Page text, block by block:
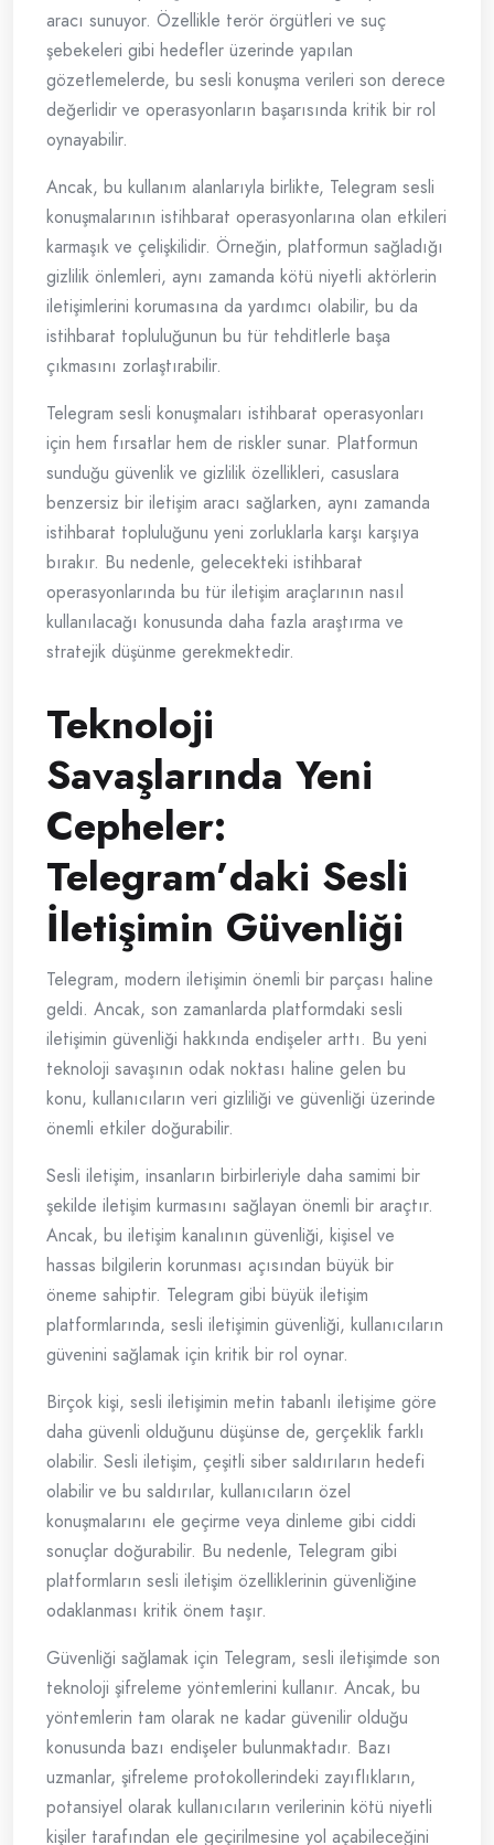
aracı sunuyor. Özellikle terör örgütleri ve suç
şebekeleri gibi hedefler üzerinde yapılan
gözetlemelerde, bu sesli konuşma verileri son derece
değerlidir ve operasyonların başarısında kritik bir rol
oynayabilir.
Ancak, bu kullanım alanlarıyla birlikte, Telegram sesli
konuşmalarının istihbarat operasyonlarına olan etkileri
karmaşık ve çelişkilidir. Örneğin, platformun sağladığı
gizlilik önlemleri, aynı zamanda kötü niyetli aktörlerin
iletişimlerini korumasına da yardımcı olabilir, bu da
istihbarat topluluğunun bu tür tehditlerle başa
çıkmasını zorlaştırabilir.
Telegram sesli konuşmaları istihbarat operasyonları
için hem fırsatlar hem de riskler sunar. Platformun
sunduğu güvenlik ve gizlilik özellikleri, casuslara
benzersiz bir iletişim aracı sağlarken, aynı zamanda
istihbarat topluluğunu yeni zorluklarla karşı karşıya
bırakır. Bu nedenle, gelecekteki istihbarat
operasyonlarında bu tür iletişim araçlarının nasıl
kullanılacağı konusunda daha fazla araştırma ve
stratejik düşünme gerekmektedir.
Teknoloji
Savaşlarında Yeni
Cepheler:
Telegram’daki Sesli
İletişimin Güvenliği
Telegram, modern iletişimin önemli bir parçası haline
geldi. Ancak, son zamanlarda platformdaki sesli
iletişimin güvenliği hakkında endişeler arttı. Bu yeni
teknoloji savaşının odak noktası haline gelen bu
konu, kullanıcıların veri gizliliği ve güvenliği üzerinde
önemli etkiler doğurabilir.
Sesli iletişim, insanların birbirleriyle daha samimi bir
şekilde iletişim kurmasını sağlayan önemli bir araçtır.
Ancak, bu iletişim kanalının güvenliği, kişisel ve
hassas bilgilerin korunması açısından büyük bir
öneme sahiptir. Telegram gibi büyük iletişim
platformlarında, sesli iletişimin güvenliği, kullanıcıların
güvenini sağlamak için kritik bir rol oynar.
Birçok kişi, sesli iletişimin metin tabanlı iletişime göre
daha güvenli olduğunu düşünse de, gerçeklik farklı
olabilir. Sesli iletişim, çeşitli siber saldırıların hedefi
olabilir ve bu saldırılar, kullanıcıların özel
konuşmalarını ele geçirme veya dinleme gibi ciddi
sonuçlar doğurabilir. Bu nedenle, Telegram gibi
platformların sesli iletişim özelliklerinin güvenliğine
odaklanması kritik önem taşır.
Güvenliği sağlamak için Telegram, sesli iletişimde son
teknoloji şifreleme yöntemlerini kullanır. Ancak, bu
yöntemlerin tam olarak ne kadar güvenilir olduğu
konusunda bazı endişeler bulunmaktadır. Bazı
uzmanlar, şifreleme protokollerindeki zayıflıkların,
potansiyel olarak kullanıcıların verilerinin kötü niyetli
kişiler tarafından ele geçirilmesine yol açabileceğini